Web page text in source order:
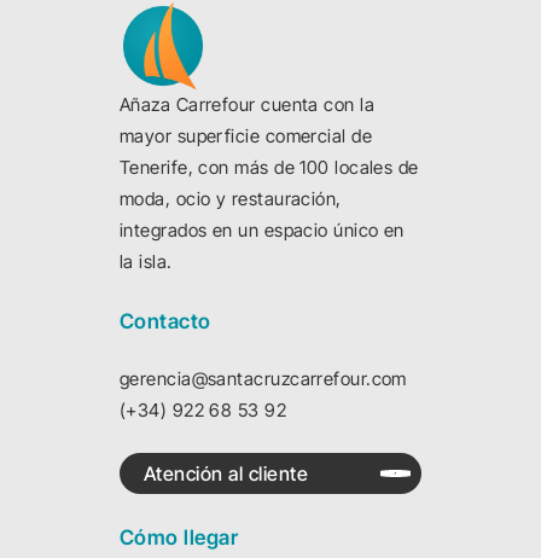
Añaza Carrefour cuenta con la
mayor superficie comercial de
Tenerife, con más de 100 locales de
moda, ocio y restauración,
integrados en un espacio único en
la isla.
Contacto
gerencia@santacruzcarrefour.com
(+34) 922 68 53 92
Atención al cliente
Cómo llegar